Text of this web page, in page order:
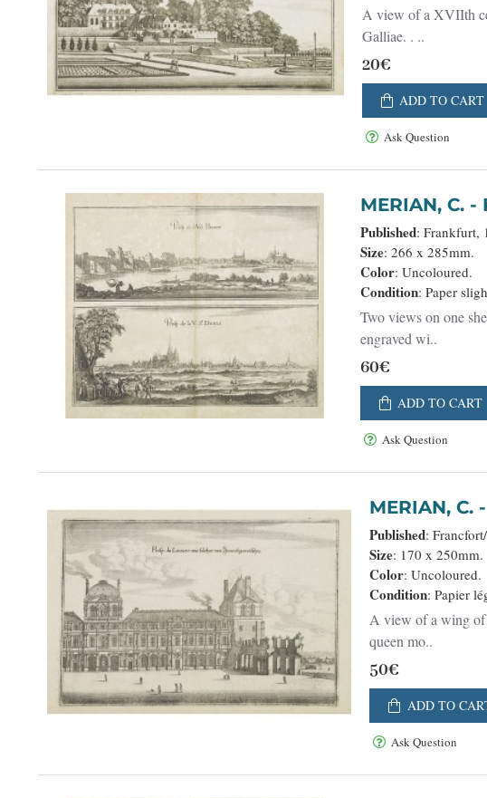
A view of a XVIIth century castle called Château de Fremont>/i> in the Paris viccinity.From Merian's Topographia
Galliae. . ..
20€
ADD TO CART
Ask Question
Published: Frankfurt,
Size: 266 x 285mm.
Color: Uncoloured.
Condition: Paper
Two views on one
engraved wi..
60€
ADD TO CART
Ask Question
Published:
Size: 170 x 250mm.
Color: Uncoloured.
Condition: Papier
A view of a wing of the Louvre.Very well engraved with excellent detail.Between 1655 and 1658, Anne of Austria, the
queen mo..
50€
ADD TO
Ask Question